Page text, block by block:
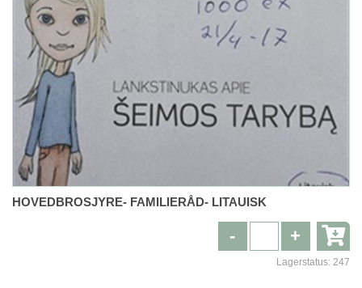
HOVEDBROSJYRE- FAMILIERÅD- LITAUISK
+
-
Lagerstatus: 247